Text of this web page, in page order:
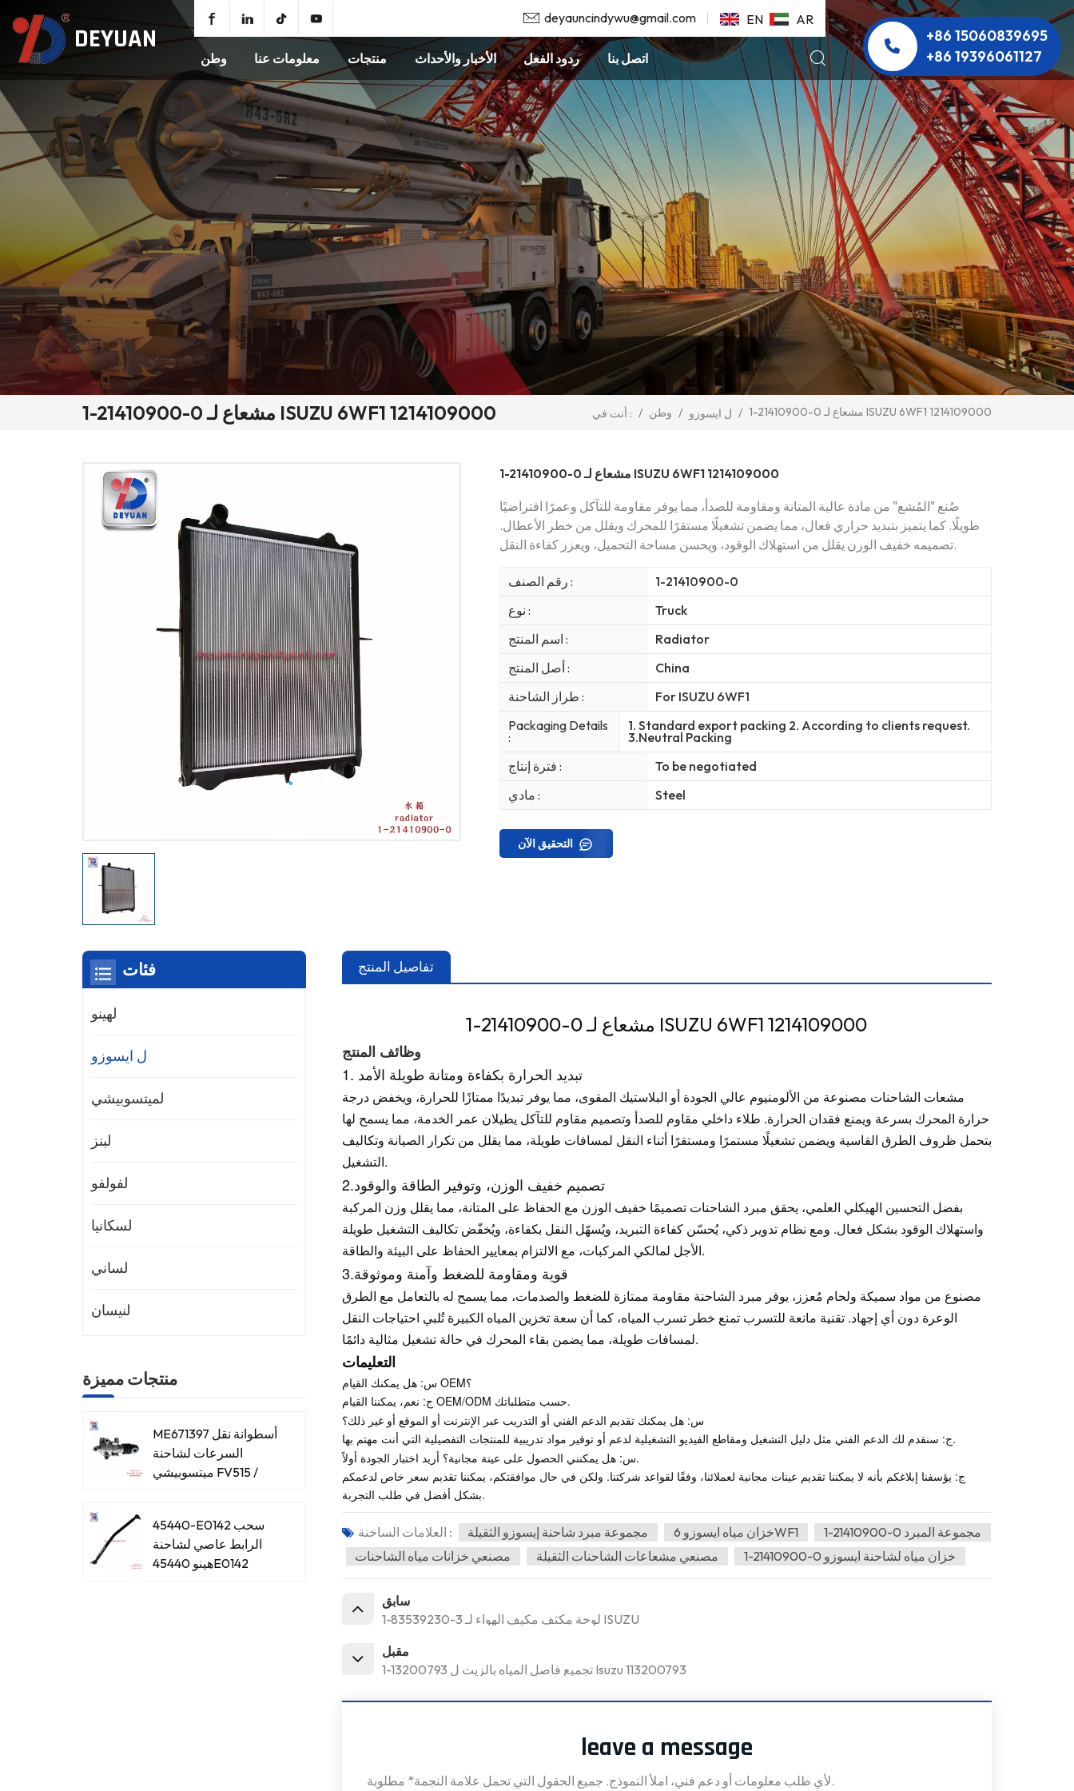
DEYUAN
EN AR
deyauncindywu@gmail.com
وطن معلومات عنا منتجات الأخبار والأحداث ردود الفعل اتصل بنا
+86 15060839695
+86 19396061127
1-21410900-0 مشعاع لـ ISUZU 6WF1 1214109000 أنت في : / وطن / ل ايسوزو / 1-21410900-0 مشعاع لـ ISUZU 6WF1 1214109000
1-21410900-0 مشعاع لـ ISUZU 6WF1 1214109000
صُنع "المُشع" من مادة عالية المتانة ومقاومة للصدأ، مما يوفر مقاومة للتآكل وعمرًا افتراضيًا
طويلًا. كما يتميز بتبديد حراري فعال، مما يضمن تشغيلًا مستقرًا للمحرك ويقلل من خطر الأعطال.
تصميمه خفيف الوزن يقلل من استهلاك الوقود، ويحسن مساحة التحميل، ويعزز كفاءة النقل.
رقم الصنف :
1-21410900-0
نوع :
Truck
اسم المنتج :
Radiator
أصل المنتج :
China
طراز الشاحنة :
For ISUZU 6WF1
Packaging Details
:
1. Standard export packing 2. According to clients request.
3.Neutral Packing
فترة إنتاج :
To be negotiated
مادي :
Steel
التحقيق الآن
تفاصيل المنتج
1-21410900-0 مشعاع لـ ISUZU 6WF1 1214109000
وظائف المنتج
1. تبديد الحرارة بكفاءة ومتانة طويلة الأمد
مشعات الشاحنات مصنوعة من الألومنيوم عالي الجودة أو البلاستيك المقوى، مما يوفر تبديدًا ممتازًا للحرارة، ويخفض درجة
حرارة المحرك بسرعة ويمنع فقدان الحرارة. طلاء داخلي مقاوم للصدأ وتصميم مقاوم للتآكل يطيلان عمر الخدمة، مما يسمح لها
بتحمل ظروف الطرق القاسية ويضمن تشغيلًا مستمرًا ومستقرًا أثناء النقل لمسافات طويلة، مما يقلل من تكرار الصيانة وتكاليف
التشغيل.
2.تصميم خفيف الوزن، وتوفير الطاقة والوقود
بفضل التحسين الهيكلي العلمي، يحقق مبرد الشاحنات تصميمًا خفيف الوزن مع الحفاظ على المتانة، مما يقلل وزن المركبة
واستهلاك الوقود بشكل فعال. ومع نظام تدوير ذكي، يُحسّن كفاءة التبريد، ويُسهّل النقل بكفاءة، ويُخفّض تكاليف التشغيل طويلة
الأجل لمالكي المركبات، مع الالتزام بمعايير الحفاظ على البيئة والطاقة.
3.قوية ومقاومة للضغط وآمنة وموثوقة
مصنوع من مواد سميكة ولحام مُعزز، يوفر مبرد الشاحنة مقاومة ممتازة للضغط والصدمات، مما يسمح له بالتعامل مع الطرق
الوعرة دون أي إجهاد. تقنية مانعة للتسرب تمنع خطر تسرب المياه، كما أن سعة تخزين المياه الكبيرة تُلبي احتياجات النقل
لمسافات طويلة، مما يضمن بقاء المحرك في حالة تشغيل مثالية دائمًا.
التعليمات
س: هل يمكنك القيام OEM؟
ج: نعم، يمكننا القيام OEM/ODM حسب متطلباتك.
س: هل يمكنك تقديم الدعم الفني أو التدريب عبر الإنترنت أو الموقع أو غير ذلك؟
ج: سنقدم لك الدعم الفني مثل دليل التشغيل ومقاطع الفيديو التشغيلية لدعم أو توفير مواد تدريبية للمنتجات التفصيلية التي أنت مهتم بها.
س: هل يمكنني الحصول على عينة مجانية؟ أريد اختبار الجودة أولاً.
ج: يؤسفنا إبلاغكم بأنه لا يمكننا تقديم عينات مجانية لعملائنا، وفقًا لقواعد شركتنا. ولكن في حال موافقتكم، يمكننا تقديم سعر خاص لدعمكم
بشكل أفضل في طلب التجربة.
العلامات الساخنة : مجموعة مبرد شاحنة إيسوزو الثقيلة خزان مياه ايسوزو 6WF1
1-21410900-0 مجموعة المبرد
مصنعي خزانات مياه الشاحنات
مصنعي مشعاعات الشاحنات الثقيلة 1-21410900-0 خزان مياه لشاحنة ايسوزو
سابق
1-83539230-3 لوحة مكثف مكيف الهواء لـ ISUZU
مقبل
1-13200793 تجميع فاصل المياه بالزيت ل Isuzu 113200793
leave a message
لأي طلب معلومات أو دعم فني، املأ النموذج. جميع الحقول التي تحمل علامة النجمة* مطلوبة.
فئات
لهينو
ل ايسوزو
لميتسوبيشي
لبنز
لفولفو
لسكانيا
لساني
لنيسان
منتجات مميزة
ME671397 أسطوانة نقل
السرعات لشاحنة
ميتسوبيشي FV515 /
45440-E0142 سحب
الرابط عاصي لشاحنة
هينو 45440E0142